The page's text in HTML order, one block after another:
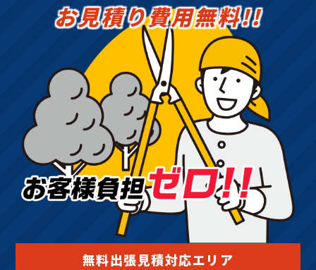
お見積り費用無料!!
無料出張見積対応エリア